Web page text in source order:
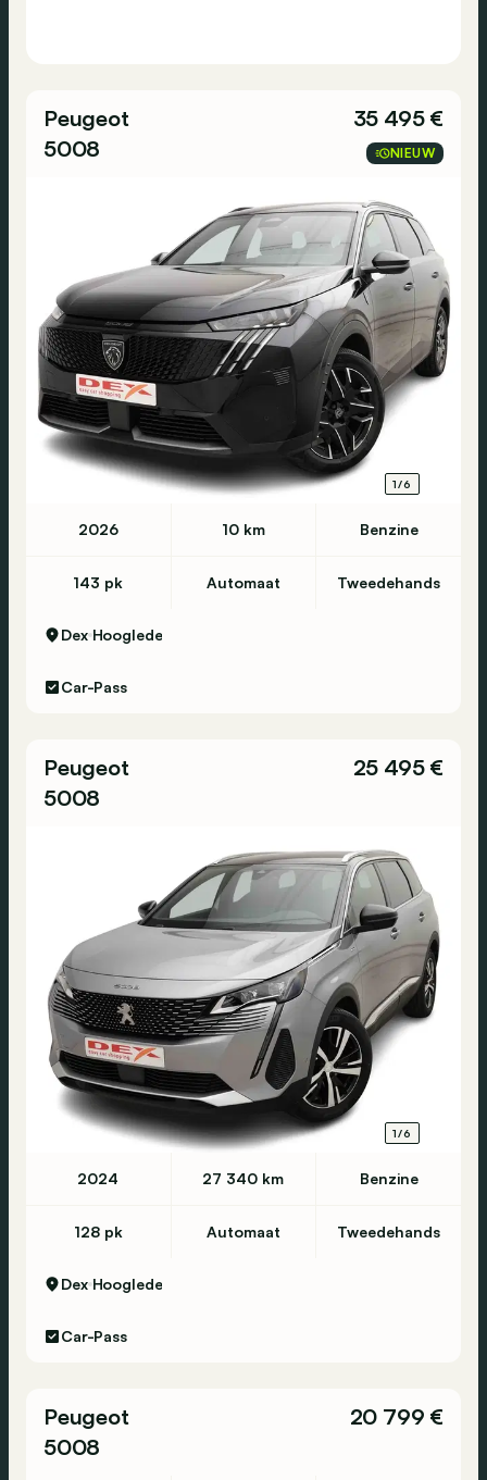
Peugeot
5008
35 495 €
NIEUW
1/6
2026 10 km Benzine
143 pk Automaat Tweedehands
Dex Hooglede
Car-Pass
Peugeot
5008
25 495 €
1/6
2024 27 340 km Benzine
128 pk Automaat Tweedehands
Dex Hooglede
Car-Pass
Peugeot
5008
20 799 €